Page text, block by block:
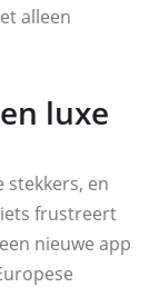
alleen
luxe
stekkers, en
frustreert
nieuwe app